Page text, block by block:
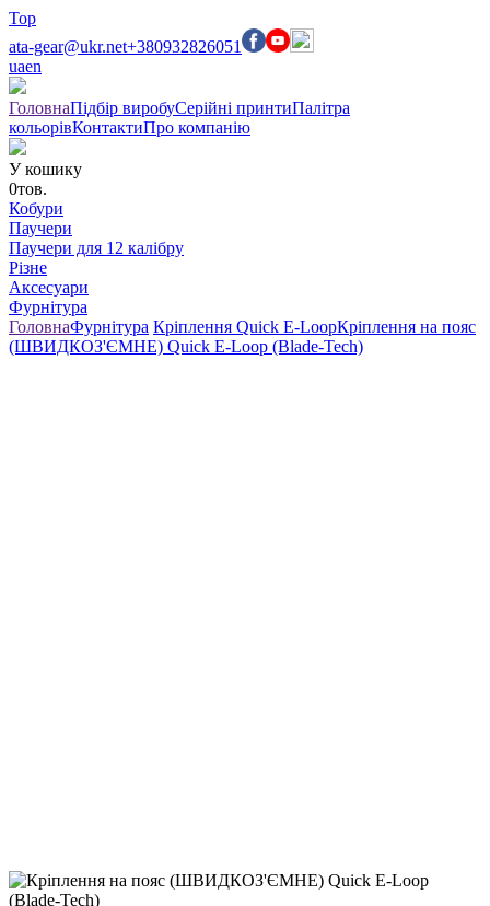
Top
ata-gear@ukr.net+380932826051
uaen
ГоловнаПідбір виробуСерійні принтиПалітра
кольорівКонтактиПро компанію
У кошику
0тов.
Кобури
Паучери
Паучери для 12 калібру
Різне
Аксесуари
Фурнітура
ГоловнаФурнітура Кріплення Quick E-LoopКріплення на пояс
(ШВИДКОЗ'ЄМНЕ) Quick E-Loop (Blade-Tech)